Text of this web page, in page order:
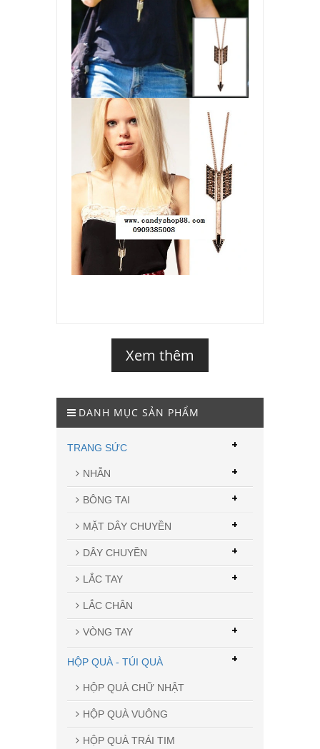
Xem thêm
DANH MỤC SẢN PHẨM
TRANG SỨC
NHẪN +
BÔNG TAI +
MẶT DÂY CHUYỀN +
DÂY CHUYỀN +
LẮC TAY +
LẮC CHÂN
VÒNG TAY +
+
HỘP QUÀ - TÚI QUÀ
HỘP QUÀ CHỮ NHẬT
HỘP QUÀ VUÔNG
HỘP QUÀ TRÁI TIM
+